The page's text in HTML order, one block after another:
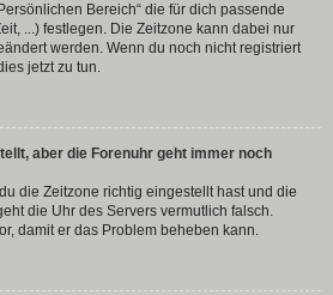
Bereich“ die für dich passende
...) festlegen. Die Zeitzone kann dabei nur
werden. Wenn du noch nicht registriert
jetzt zu tun.
aber die Forenuhr geht immer noch
die Zeitzone richtig eingestellt hast und die
die Uhr des Servers vermutlich falsch.
damit er das Problem beheben kann.